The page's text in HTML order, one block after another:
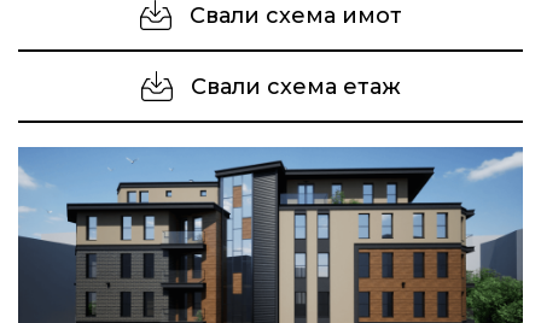
Свали схема имот
Свали схема етаж